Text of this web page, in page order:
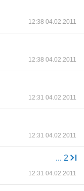
12:38 04.02.2011
12:38 04.02.2011
12:31 04.02.2011
12:31 04.02.2011
... 2
12:31 04.02.2011